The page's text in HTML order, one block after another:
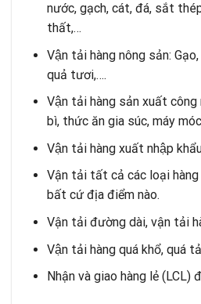
nước, gạch, cát, đá, sắt
thất,…
Vận tải hàng nông sản:
quả tươi,….
Vận tải hàng sản xuất
bì, thức ăn gia súc, máy
Vận tải hàng xuất nhập
Vận tải tất cả các loại
bất cứ địa điểm nào.
Vận tải đường dài, vận tải
Vận tải hàng quá khổ, quá
Nhận và giao hàng lẻ (LCL)